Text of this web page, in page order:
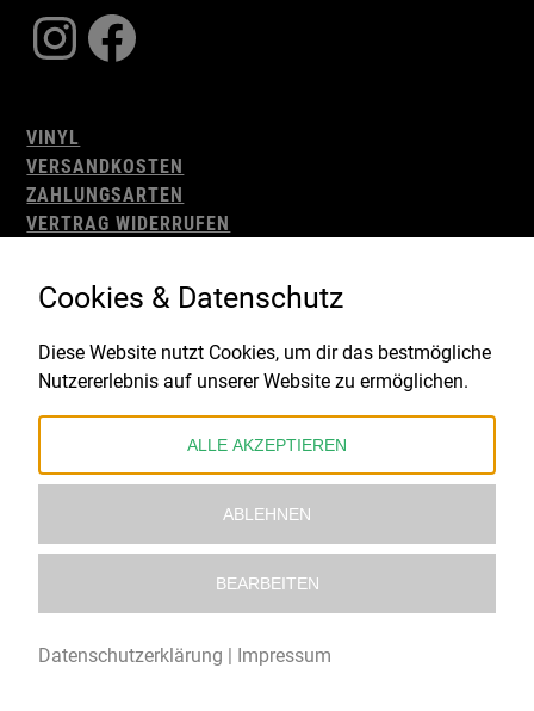
Instagram
Facebook
VINYL
VERSANDKOSTEN
ZAHLUNGSARTEN
VERTRAG WIDERRUFEN
WIDERRUFSBELEHRUNG
IMPRESSUM
Gefördert durch:
Cookies & Datenschutz
Diese Website nutzt Cookies, um dir das bestmögliche
Nutzererlebnis auf unserer Website zu ermöglichen.
ALLE AKZEPTIEREN
ABLEHNEN
BEARBEITEN
Datenschutzerklärung | Impressum